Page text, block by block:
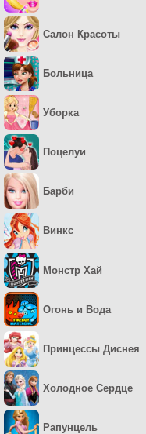
Салон Красоты
Больница
Уборка
Поцелуи
Барби
Винкс
Монстр Хай
Огонь и Вода
Принцессы Диснея
Холодное Сердце
Рапунцель